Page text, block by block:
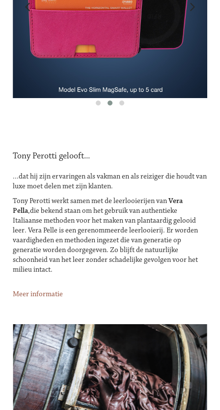
Tony Perotti gelooft...
...dat hij zijn ervaringen als vakman en als reiziger die houdt van
luxe moet delen met zijn klanten.
Tony Perotti werkt samen met de leerlooierijen vanVera
Pella,die bekend staan om het gebruik van authentieke
Italiaanse methoden voor het maken van plantaardig gelooid
leer. Vera Pelle is een gerenommeerde leerlooierij. Er worden
vaardigheden en methoden ingezet die van generatie op
generatie worden doorgegeven. Zo blijft de natuurlijke
schoonheid van het leer zonder schadelijke gevolgen voor het
milieu intact.
Meer informatie